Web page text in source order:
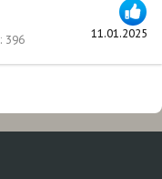
11.01.2025
396